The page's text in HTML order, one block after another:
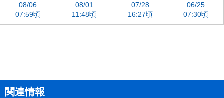
08/06
07:59頃
08/01
11:48頃
07/28
16:27頃
06/25
07:30頃
関連情報